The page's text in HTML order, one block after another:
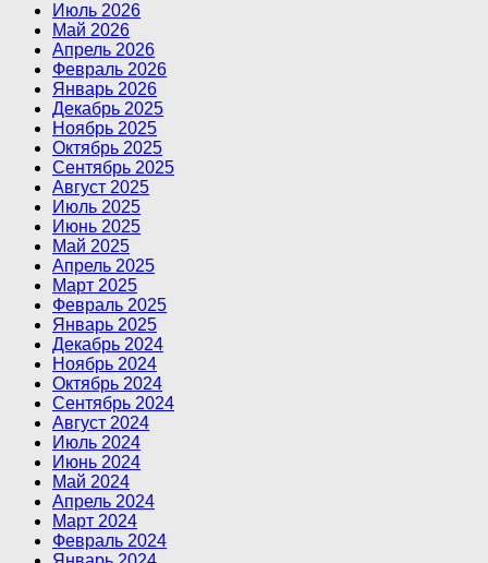
Июль 2026
Май 2026
Апрель 2026
Февраль 2026
Январь 2026
Декабрь 2025
Ноябрь 2025
Октябрь 2025
Сентябрь 2025
Август 2025
Июль 2025
Июнь 2025
Май 2025
Апрель 2025
Март 2025
Февраль 2025
Январь 2025
Декабрь 2024
Ноябрь 2024
Октябрь 2024
Сентябрь 2024
Август 2024
Июль 2024
Июнь 2024
Май 2024
Апрель 2024
Март 2024
Февраль 2024